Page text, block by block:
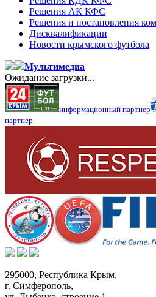
Решения АК КФС
Решения и постановления
Дисквалификации
Новости крымского футбола
Мультимедиа
Ожидание загрузки...
информационный партнер
партнер
295000, Республика Крым,
г. Симферополь,